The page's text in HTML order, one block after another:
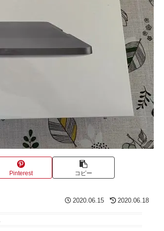
Pinterest コピー
2020.06.15 2020.06.18